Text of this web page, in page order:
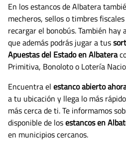
En los estancos de Albatera
mecheros, sellos o timbres
recargar el bonobús. También hay
que además podrás jugar a tus
Apuestas del Estado en Albatera
Primitiva, Bonoloto o Lotería
Encuentra el estanco abierto
a tu ubicación y llega lo más
más cerca de ti. Te informamos
disponible de losestancos en
en municipios cercanos.